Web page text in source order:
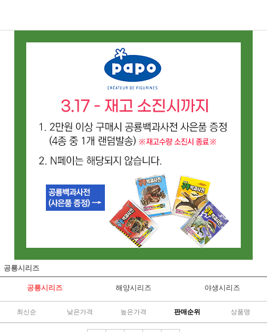
공룡시리즈
공룡시리즈 해양시리즈 야생시리즈
최신순 낮은가격 높은가격 판매순위 상품명